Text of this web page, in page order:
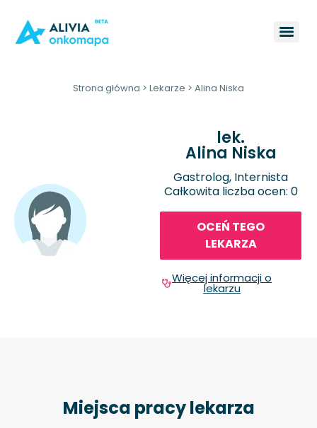
Strona główna > Lekarze > Alina Niska
lek.
Alina Niska
Gastrolog, Internista
Całkowita liczba ocen: 0
OCEŃ TEGO
LEKARZA
Więcej informacji o
lekarzu
Miejsca pracy lekarza